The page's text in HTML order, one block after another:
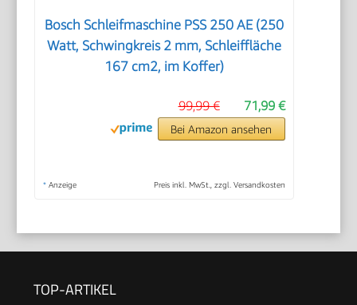
Bosch Schleifmaschine PSS 250 AE (250
Watt, Schwingkreis 2 mm, Schleiffläche
167 cm2, im Koffer)
71,99 €
99,99 €
Bei Amazon ansehen
* Anzeige Preis inkl. MwSt., zzgl. Versandkosten
TOP-ARTIKEL